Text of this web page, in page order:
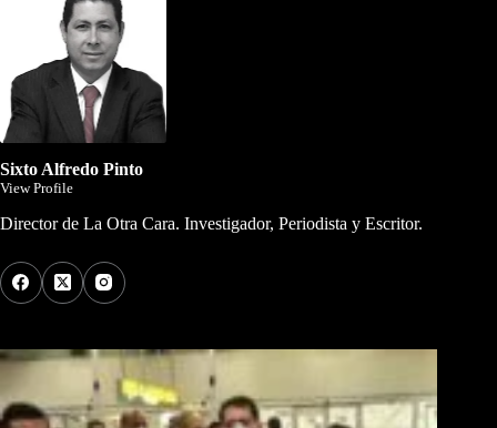
Sixto Alfredo Pinto
View Profile
Director de La Otra Cara. Investigador, Periodista y Escritor.